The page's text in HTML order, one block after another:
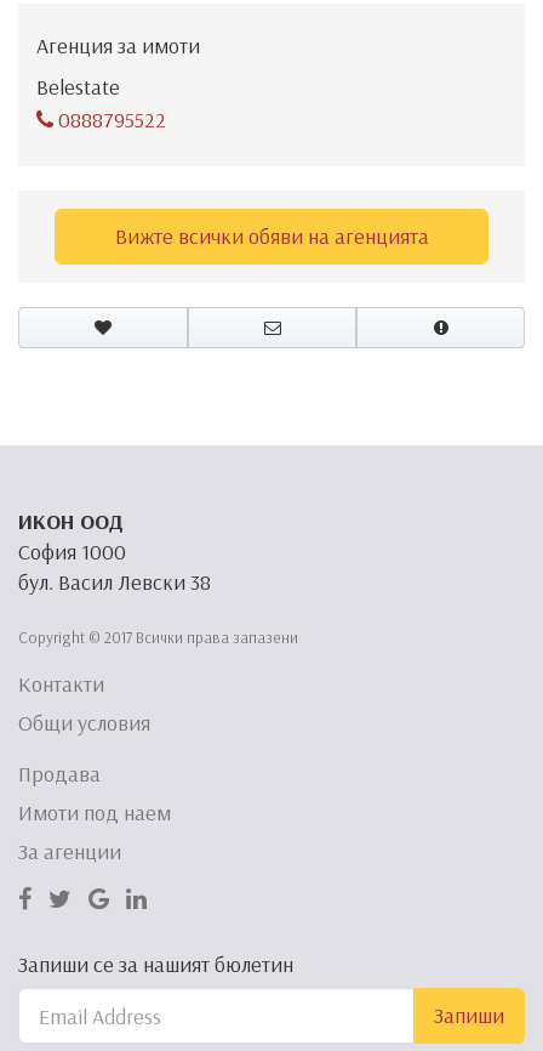
Агенция за имоти
Belestate
0888795522
Вижте всички обяви на агенцията
ИКОН ООД
София 1000
бул. Васил Левски 38
Copyright © 2017 Всички права запазени
Контакти
Общи условия
Продава
Имоти под наем
За агенции
Запиши се за нашият бюлетин
Запиши